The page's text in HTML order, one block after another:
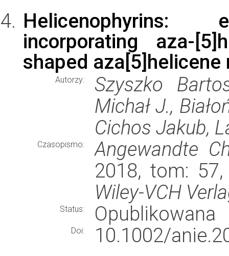
Helicenophyrins:
incorporating aza-
shaped aza[5]helicene
Autorzy:
Szyszko
Michał J.,
Cichos Jakub,
Czasopismo:
Angewandte
2018, tom:
Wiley-VCH
Status: Opublikowana
Doi:
10.1002/